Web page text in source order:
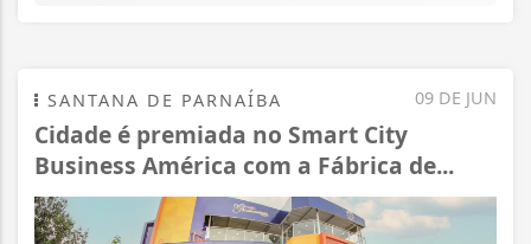
09 DE JUN
SANTANA DE PARNAÍBA
Cidade é premiada no Smart City
Business América com a Fábrica de...